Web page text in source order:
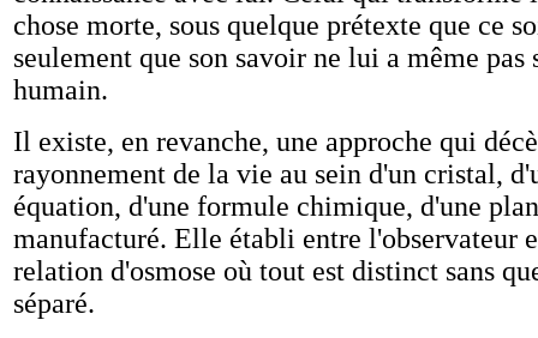
chose morte, sous quelque prétexte que ce
seulement que son savoir ne lui a même pas
humain.
Il existe, en revanche, une approche qui
rayonnement de la vie au sein d'un cristal,
équation, d'une formule chimique, d'une
manufacturé. Elle établi entre l'observateur
relation d'osmose où tout est distinct sans
séparé.